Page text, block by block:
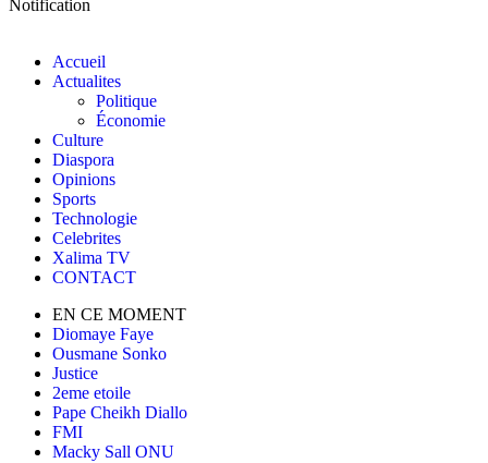
Notification
Accueil
Actualites
Politique
Économie
Culture
Diaspora
Opinions
Sports
Technologie
Celebrites
Xalima TV
CONTACT
EN CE MOMENT
Diomaye Faye
Ousmane Sonko
Justice
2eme etoile
Pape Cheikh Diallo
FMI
Macky Sall ONU